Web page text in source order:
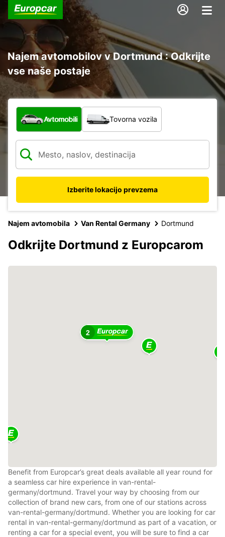
Najem avtomobilov v Dortmund : Odkrijte
vse naše postaje
Katera vrsta vozila?
Avtomobili Tovorna vozila
Izberite lokacijo prevzema
Najem avtomobila Van Rental Germany Dortmund
Odkrijte Dortmund z Europcarom
2
Benefit from Europcar’s great deals available all year round for
a seamless car hire experience in van-rental-
germany/dortmund. Travel your way by choosing from our
collection of brand new cars, from one of our stations across
van-rental-germany/dortmund. Whether you are looking for car
rental in van-rental-germany/dortmund as part of a vacation, or
renting a car for a special event, you will be sure to find a car